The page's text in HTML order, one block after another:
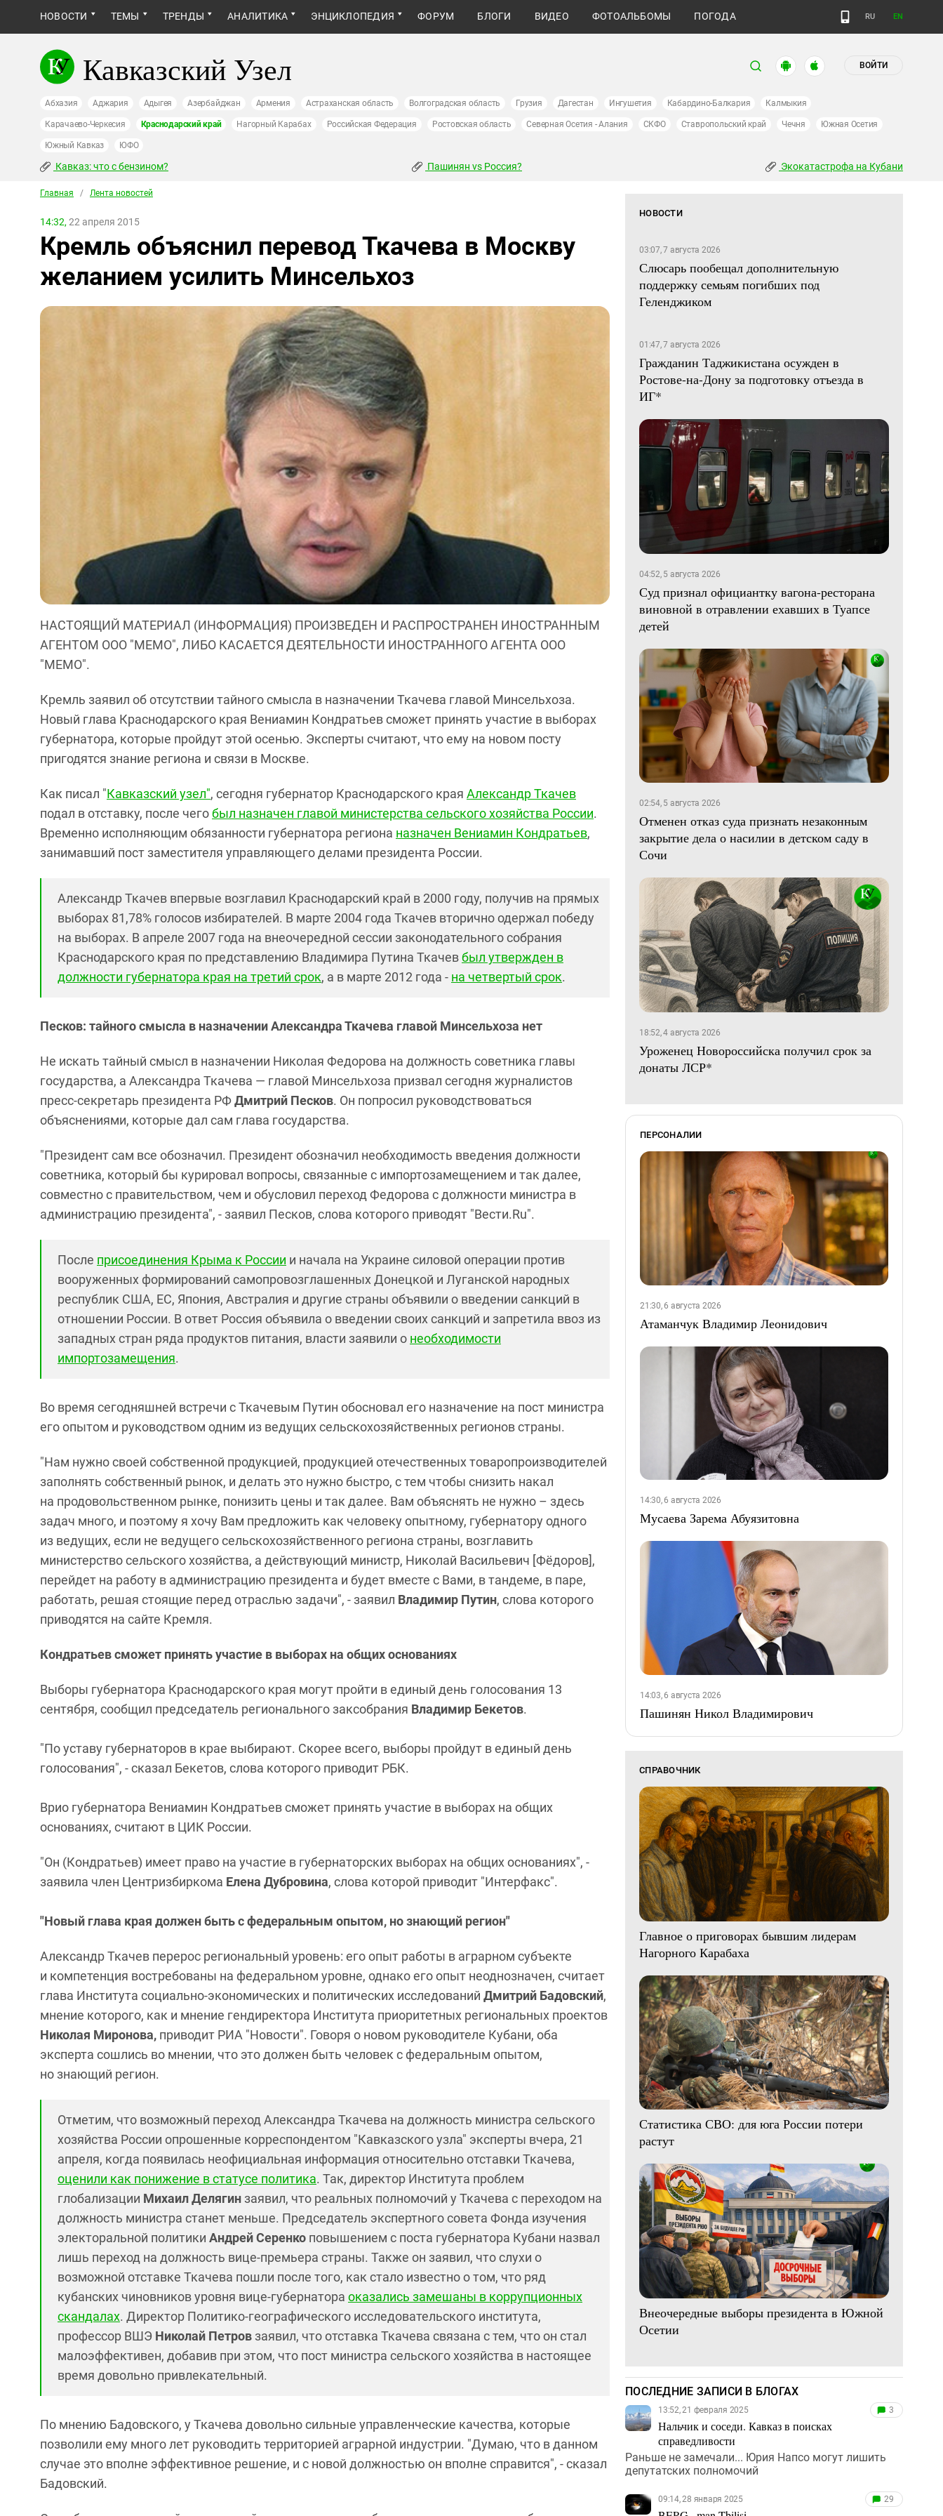
НОВОСТИ ТЕМЫ ТРЕНДЫ АНАЛИТИКА ЭНЦИКЛОПЕДИЯ ФОРУМ БЛОГИ ВИДЕО ФОТОАЛЬБОМЫ ПОГОДА RU EN
Кавказский Узел ВОЙТИ
Абхазия Аджария Адыгея Азербайджан Армения Астраханская область Волгоградская область Грузия Дагестан Ингушетия Кабардино-Балкария Калмыкия
Карачаево-Черкесия Краснодарский край Нагорный Карабах Российская Федерация Ростовская область Северная Осетия - Алания СКФО Ставропольский край Чечня Южная Осетия
Южный Кавказ ЮФО
Кавказ: что с бензином? Пашинян vs Россия? Экокатастрофа на Кубани
Главная / Лента новостей
14:32, 22 апреля 2015
Кремль объяснил перевод Ткачева в Москву
желанием усилить Минсельхоз
НАСТОЯЩИЙ МАТЕРИАЛ (ИНФОРМАЦИЯ) ПРОИЗВЕДЕН И РАСПРОСТРАНЕН ИНОСТРАННЫМ
АГЕНТОМ ООО "МЕМО", ЛИБО КАСАЕТСЯ ДЕЯТЕЛЬНОСТИ ИНОСТРАННОГО АГЕНТА ООО
"МЕМО".
Кремль заявил об отсутствии тайного смысла в назначении Ткачева главой Минсельхоза.
Новый глава Краснодарского края Вениамин Кондратьев сможет принять участие в выборах
губернатора, которые пройдут этой осенью. Эксперты считают, что ему на новом посту
пригодятся знание региона и связи в Москве.
Как писал "Кавказский узел", сегодня губернатор Краснодарского края Александр Ткачев
подал в отставку, после чегобыл назначен главой министерства сельского хозяйства России.
Временно исполняющим обязанности губернатора региона назначен Вениамин Кондратьев,
занимавший пост заместителя управляющего делами президента России.
Александр Ткачев впервые возглавил Краснодарский край в 2000 году, получив на прямых
выборах 81,78% голосов избирателей. В марте 2004 года Ткачев вторично одержал победу
на выборах. В апреле 2007 года на внеочередной сессии законодательного собрания
Краснодарского края по представлению Владимира Путина Ткачевбыл утвержден в
должности губернатора края на третий срок, а в марте 2012 года - на четвертый срок.
Песков: тайного смысла в назначении Александра Ткачева главой Минсельхоза нет
Не искать тайный смысл в назначении Николая Федорова на должность советника главы
государства, а Александра Ткачева — главой Минсельхоза призвал сегодня журналистов
пресс-секретарь президента РФДмитрий Песков. Он попросил руководствоваться
объяснениями, которые дал сам глава государства.
"Президент сам все обозначил. Президент обозначил необходимость введения должности
советника, который бы курировал вопросы, связанные с импортозамещением и так далее,
совместно с правительством, чем и обусловил переход Федорова с должности министра в
администрацию президента", - заявил Песков, слова которого приводят "Вести.Ru".
После присоединения Крыма к России и начала на Украине силовой операции против
вооруженных формирований самопровозглашенных Донецкой и Луганской народных
республик США, ЕС, Япония, Австралия и другие страны объявили о введении санкций в
отношении России. В ответ Россия объявила о введении своих санкций и запретила ввоз из
западных стран ряда продуктов питания, власти заявили о необходимости
импортозамещения.
Во время сегодняшней встречи с Ткачевым Путин обосновал его назначение на пост министра
его опытом и руководством одним из ведущих сельскохозяйственных регионов страны.
"Нам нужно своей собственной продукцией, продукцией отечественных товаропроизводителей
заполнять собственный рынок, и делать это нужно быстро, с тем чтобы снизить накал
на продовольственном рынке, понизить цены и так далее. Вам объяснять не нужно – здесь
задач много, и поэтому я хочу Вам предложить как человеку опытному, губернатору одного
из ведущих, если не ведущего сельскохозяйственного региона страны, возглавить
министерство сельского хозяйства, а действующий министр, Николай Васильевич [Фёдоров],
перейдет на работу в администрацию президента и будет вместе с Вами, в тандеме, в паре,
работать, решая стоящие перед отраслью задачи", - заявил Владимир Путин, слова которого
приводятся на сайте Кремля.
Кондратьев сможет принять участие в выборах на общих основаниях
Выборы губернатора Краснодарского края могут пройти в единый день голосования 13
сентября, сообщил председатель регионального заксобрания Владимир Бекетов.
"По уставу губернаторов в крае выбирают. Скорее всего, выборы пройдут в единый день
голосования", - сказал Бекетов, слова которого приводит РБК.
Врио губернатора Вениамин Кондратьев сможет принять участие в выборах на общих
основаниях, считают в ЦИК России.
"Он (Кондратьев) имеет право на участие в губернаторских выборах на общих основаниях", -
заявила член Центризбиркома Елена Дубровина, слова которой приводит "Интерфакс".
"Новый глава края должен быть с федеральным опытом, но знающий регион"
Александр Ткачев перерос региональный уровень: его опыт работы в аграрном субъекте
и компетенция востребованы на федеральном уровне, однако его опыт неоднозначен, считает
глава Института социально-экономических и политических исследований Дмитрий Бадовский,
мнение которого, как и мнение гендиректора Института приоритетных региональных проектов
Николая Миронова, приводит РИА "Новости". Говоря о новом руководителе Кубани, оба
эксперта сошлись во мнении, что это должен быть человек с федеральным опытом,
но знающий регион.
Отметим, что возможный переход Александра Ткачева на должность министра сельского
хозяйства России опрошенные корреспондентом "Кавказского узла" эксперты вчера, 21
апреля, когда появилась неофициальная информация относительно отставки Ткачева,
оценили как понижение в статусе политика. Так, директор Института проблем
глобализации Михаил Делягинзаявил, что реальных полномочий у Ткачева с переходом на
должность министра станет меньше. Председатель экспертного совета Фонда изучения
электоральной политики Андрей Серенко повышением с поста губернатора Кубани назвал
лишь переход на должность вице-премьера страны. Также он заявил, что слухи о
возможной отставке Ткачева пошли после того, как стало известно о том, что ряд
кубанских чиновников уровня вице-губернатора оказались замешаны в коррупционных
скандалах. Директор Политико-географического исследовательского института,
профессор ВШЭ Николай Петровзаявил, что отставка Ткачева связана с тем, что он стал
малоэффективен, добавив при этом, что пост министра сельского хозяйства в настоящее
время довольно привлекательный.
По мнению Бадовского, у Ткачева довольно сильные управленческие качества, которые
позволили ему много лет руководить территорией аграрной индустрии. "Думаю, что в данном
случае это вполне эффективное решение, и с новой должностью он вполне справится", - сказал
Бадовский.
НОВОСТИ
03:07, 7 августа 2026
Слюсарь пообещал дополнительную
поддержку семьям погибших под
Геленджиком
01:47, 7 августа 2026
Гражданин Таджикистана осужден в
Ростове-на-Дону за подготовку отъезда в
ИГ*
04:52, 5 августа 2026
Суд признал официантку вагона-ресторана
виновной в отравлении ехавших в Туапсе
детей
02:54, 5 августа 2026
Отменен отказ суда признать незаконным
закрытие дела о насилии в детском саду в
Сочи
18:52, 4 августа 2026
Уроженец Новороссийска получил срок за
донаты ЛСР*
ПЕРСОНАЛИИ
21:30, 6 августа 2026
Атаманчук Владимир Леонидович
14:30, 6 августа 2026
Мусаева Зарема Абуязитовна
14:03, 6 августа 2026
Пашинян Никол Владимирович
СПРАВОЧНИК
Главное о приговорах бывшим лидерам
Нагорного Карабаха
Статистика СВО: для юга России потери
растут
Внеочередные выборы президента в Южной
Осетии
ПОСЛЕДНИЕ ЗАПИСИ В БЛОГАХ
13:52, 21 февраля 2025
Нальчик и соседи. Кавказ в поисках
справедливости
3
Раньше не замечали... Юрия Напсо могут лишить
депутатских полномочий
09:14, 28 января 2025 29